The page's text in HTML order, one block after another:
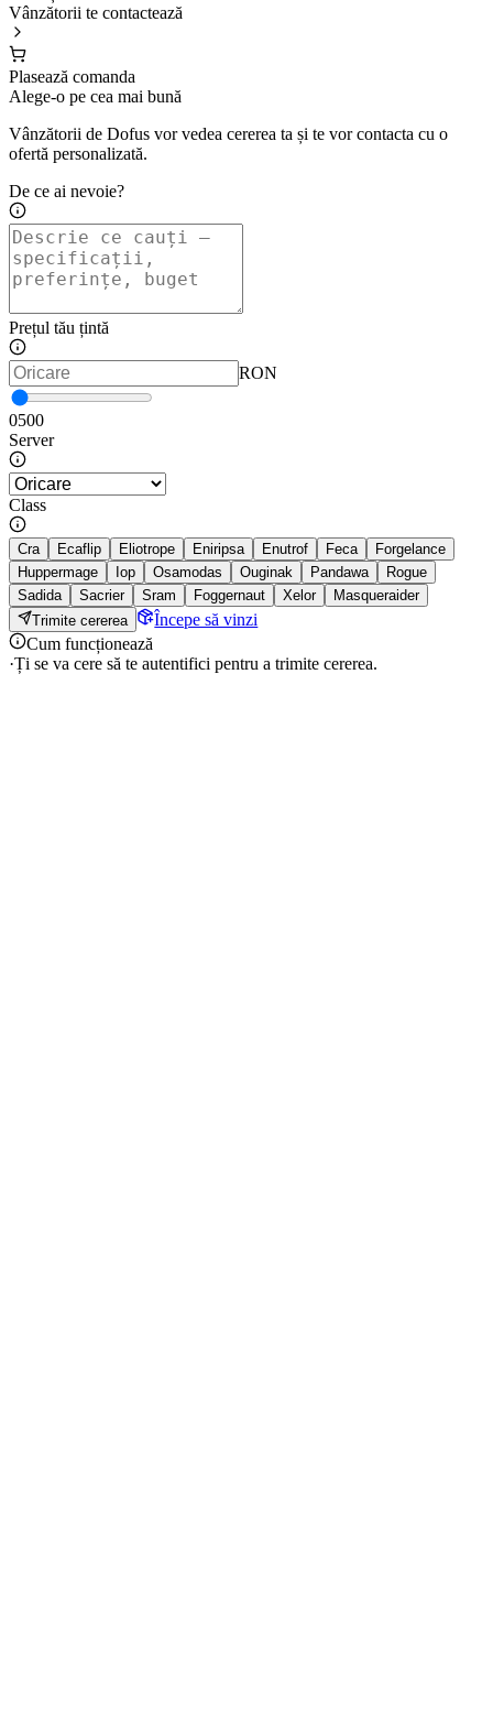
Vânzătorii te contactează
Plasează comanda
Alege-o pe cea mai bună
Vânzătorii de Dofus vor vedea cererea ta și te vor contacta cu o
ofertă personalizată.
De ce ai nevoie?
Prețul tău țintă
RON
0500
Server
Class
Cra Ecaflip Eliotrope Eniripsa Enutrof Feca
Forgelance
Huppermage
Iop Osamodas Ouginak Pandawa
Rogue
Sadida
Sacrier Sram Foggernaut Xelor
Masqueraider
Trimite cererea
Începe să vinzi
Cum funcționează
·Ți se va cere să te autentifici pentru a trimite cererea.